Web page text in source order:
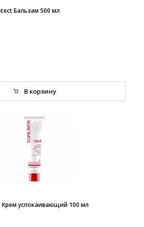
Бальзам 500 мл
В корзину
успокаивающий 100 мл